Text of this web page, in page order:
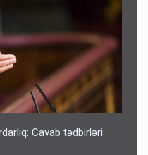
Cavab tədbirləri